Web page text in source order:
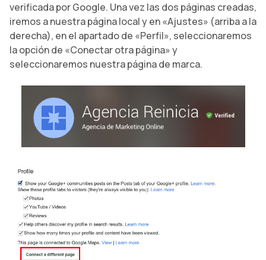
verificada por Google. Una vez las dos páginas creadas,
iremos a nuestra página local y en «Ajustes» (arriba a la
derecha), en el apartado de «Perfil», seleccionaremos
la opción de «Conectar otra página» y
seleccionaremos nuestra página de marca.